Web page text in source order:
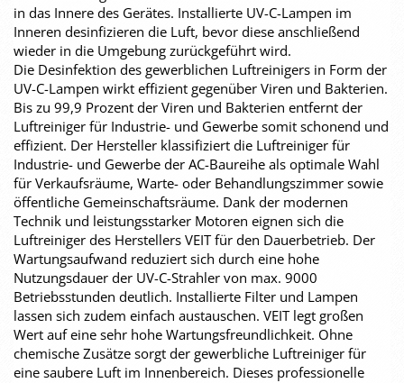
in das Innere des Gerätes. Installierte UV-C-Lampen im
Inneren desinfizieren die Luft, bevor diese anschließend
wieder in die Umgebung zurückgeführt wird.
Die Desinfektion des gewerblichen Luftreinigers in Form der
UV-C-Lampen wirkt effizient gegenüber Viren und Bakterien.
Bis zu 99,9 Prozent der Viren und Bakterien entfernt der
Luftreiniger für Industrie- und Gewerbe somit schonend und
effizient. Der Hersteller klassifiziert die Luftreiniger für
Industrie- und Gewerbe der AC-Baureihe als optimale Wahl
für Verkaufsräume, Warte- oder Behandlungszimmer sowie
öffentliche Gemeinschaftsräume. Dank der modernen
Technik und leistungsstarker Motoren eignen sich die
Luftreiniger des Herstellers VEIT für den Dauerbetrieb. Der
Wartungsaufwand reduziert sich durch eine hohe
Nutzungsdauer der UV-C-Strahler von max. 9000
Betriebsstunden deutlich. Installierte Filter und Lampen
lassen sich zudem einfach austauschen. VEIT legt großen
Wert auf eine sehr hohe Wartungsfreundlichkeit. Ohne
chemische Zusätze sorgt der gewerbliche Luftreiniger für
eine saubere Luft im Innenbereich. Dieses professionelle